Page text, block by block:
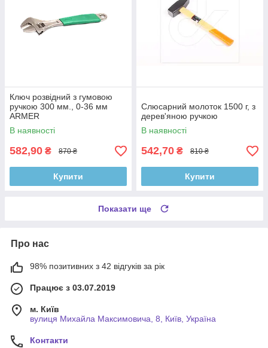
Ключ розвідний з гумовою
ручкою 300 мм., 0-36 мм
ARMER
В наявності
582,90 ₴ 870 ₴
Купити
Слюсарний молоток 1500 г, з
дерев'яною ручкою
В наявності
542,70 ₴ 810 ₴
Купити
Показати ще
Про нас
98% позитивних з 42 відгуків за рік
Працює з 03.07.2019
м. Київ
вулиця Михайла Максимовича, 8, Київ, Україна
Контакти